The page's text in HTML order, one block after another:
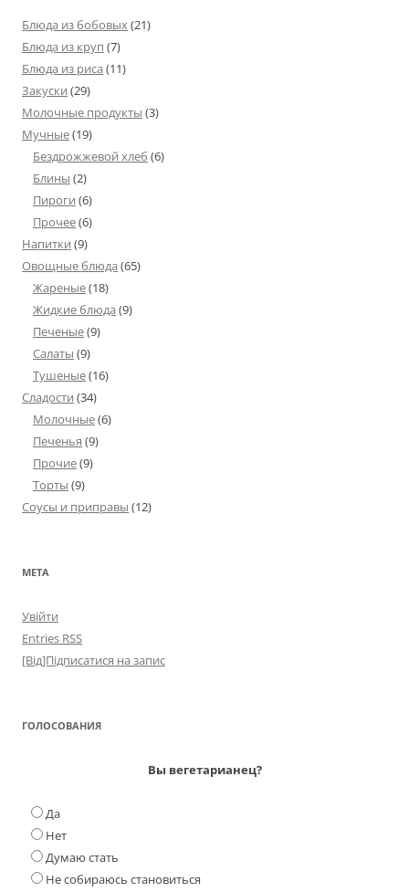
Блюда из бобовых(21)
Блюда из круп (7)
Блюда из риса (11)
Закуски (29)
Молочные продукты (3)
Мучные(19)
Бездрожжевой хлеб (6)
Блины (2)
Пироги (6)
Прочее(6)
Напитки (9)
Овощные блюда (65)
Жареные(18)
Жидкие блюда (9)
Печеные(9)
Салаты (9)
Тушеные(16)
Сладости (34)
Молочные(6)
Печенья (9)
Прочие(9)
Торты (9)
Соусы и приправы (12)
МЕТА
Увійти
Entries RSS
[Від]Підписатися на запис
ГОЛОСОВАНИЯ
Вы вегетарианец?
Да
Нет
Думаю стать
Не собираюсь становиться